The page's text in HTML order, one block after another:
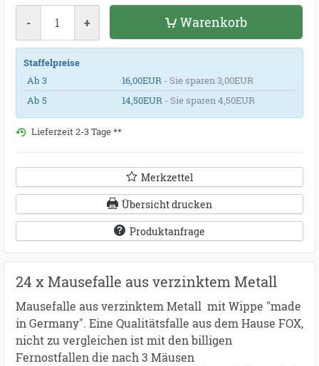
- + Warenkorb
Staffelpreise
Ab 3
16,00EUR - Sie sparen 3,00EUR
Ab 5
14,50EUR - Sie sparen 4,50EUR
Lieferzeit 2-3 Tage **
Merkzettel
Übersicht drucken
Produktanfrage
24 x Mausefalle aus verzinktem Metall
Mausefalle aus verzinktem Metall mit Wippe "made
in Germany". Eine Qualitätsfalle aus dem Hause FOX,
nicht zu vergleichen ist mit den billigen
Fernostfallen die nach 3 Mäusen